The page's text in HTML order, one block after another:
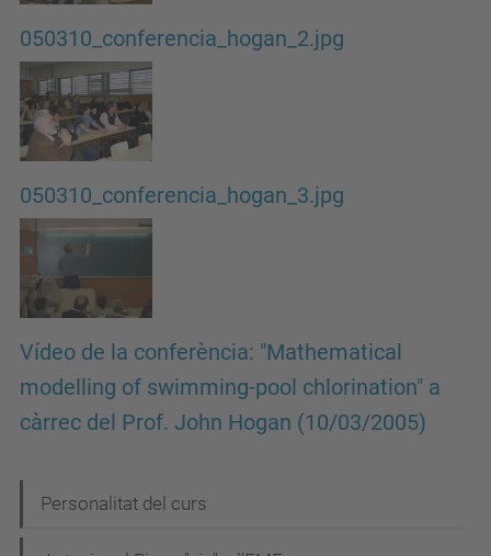
050310_conferencia_hogan_2.jpg
050310_conferencia_hogan_3.jpg
Vídeo de la conferència: "Mathematical
modelling of swimming-pool chlorination" a
càrrec del Prof. John Hogan (10/03/2005)
a
Personalitat del curs